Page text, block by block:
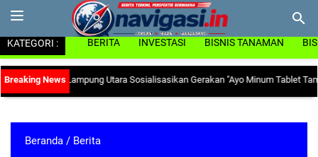
KATEGORI : BERITA INVESTASI BISNIS TANAMAN
Lampung Utara Sosialisasikan Gerakan "Ayo Minum Tablet Tambah Darah"
Beranda / Berita